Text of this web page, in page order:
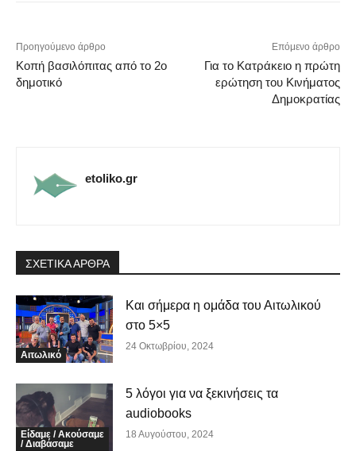
Προηγούμενο άρθρο
Κοπή βασιλόπιτας από το 2ο
δημοτικό
Επόμενο άρθρο
Για το Κατράκειο η πρώτη
ερώτηση του Κινήματος
Δημοκρατίας
etoliko.gr
ΣΧΕΤΙΚΑ ΑΡΘΡΑ
Αιτωλικό
Και σήμερα η ομάδα του Αιτωλικού
στο 5×5
24 Οκτωβρίου, 2024
Είδαμε / Ακούσαμε
/ Διαβάσαμε
5 λόγοι για να ξεκινήσεις τα
audiobooks
18 Αυγούστου, 2024